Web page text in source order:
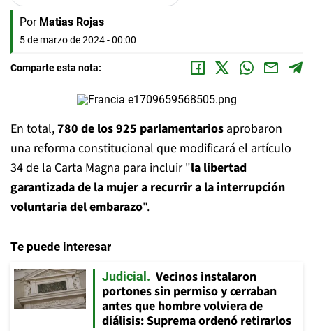
Por Matias Rojas
5 de marzo de 2024 - 00:00
Comparte esta nota:
En total,780 de los 925 parlamentarios aprobaron
una reforma constitucional que modificará el artículo
34 de la Carta Magna para incluir "la libertad
garantizada de la mujer a recurrir a la interrupción
voluntaria del embarazo".
Te puede interesar
Judicial
Vecinos instalaron
portones sin permiso y cerraban
antes que hombre volviera de
diálisis: Suprema ordenó retirarlos